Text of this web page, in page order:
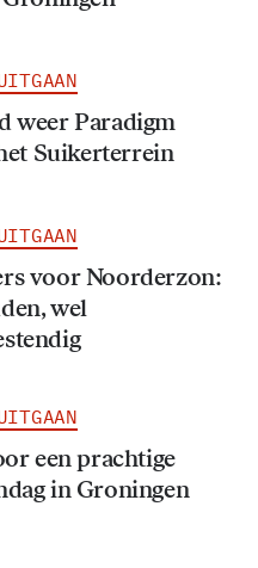
weer Paradigm
Suikerterrein
voor Noorderzon:
wel
een prachtige
in Groningen